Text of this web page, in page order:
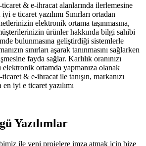
& e-ihracat alanlarında ilerlemesine
e ticaret yazılımı Sınırları ortadan
elektronik ortama taşınmasına,
ürünler hakkında bilgi sahibi
bulunmasına geliştirdiği sistemlerle
sınırları aşarak tanınmasını sağlarken
fayda sağlar. Karlılık oranınızı
elektronik ortamda yapmanıza olanak
& e-ihracat ile tanışın, markanızı
iyi e ticaret yazılımı
Yazılımlar
ile yeni projelere imza atmak için bize